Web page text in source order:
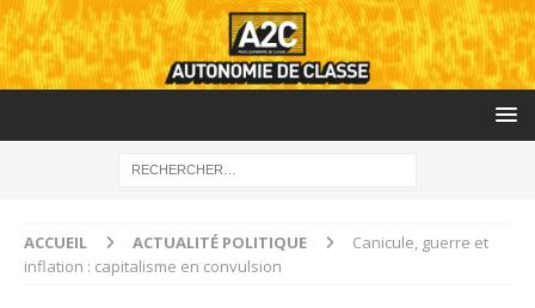
ACCUEIL ACTUALITÉ POLITIQUE
Canicule, guerre et
inflation : capitalisme en convulsion